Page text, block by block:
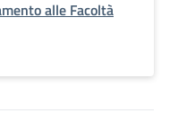
alle Facoltà